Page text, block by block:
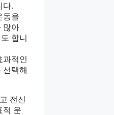
다.
동을
많아
합니
과적인
선택해
전신
적 운